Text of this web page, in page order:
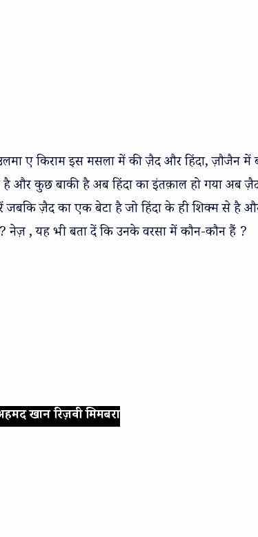
ए किराम इस मसला में की ज़ैद और हिंदा, ज़ौजैन
और कुछ बाकी है अब हिंदा का इंतक़ाल हो गया अब
जबकि ज़ैद का एक बेटा है जो हिंदा के ही शिक्म से है
? नेज़ , यह भी बता दें कि उनके वरसा में कौन-कौन हैं ?
खान रिज़वी मिमबरा